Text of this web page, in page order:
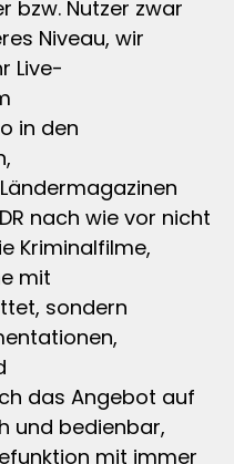
bzw. Nutzer zwar
Niveau, wir
Live-
in den
nach wie vor nicht
Kriminalfilme,
mit
sondern
das Angebot auf
und bedienbar,
mit immer